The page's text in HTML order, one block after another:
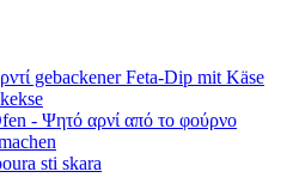
gebackener Feta-Dip mit Käse
- Ψητό αρνί από το φούρνο
sti skara